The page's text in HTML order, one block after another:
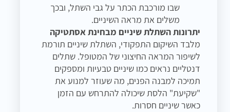
שבו מורכבת הכתר על גבי השתל, ובכך
משלים את מראה השיניים.
יתרונות השתלת שיניים מבחינת אסתטיקה
מלבד השיקום התפקודי, השתלת שיניים תורמת
לשיפור המראה החיצוני של המטופל. שתלים
דנטליים נראים כמו שיניים טבעיות ומספקים
תמיכה למבנה הפנים, מה שעוזר למנוע את
"שקיעת" הלסת שיכולה להתרחש עם הזמן
כאשר שיניים חסרות.